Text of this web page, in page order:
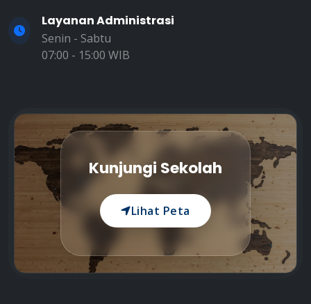
Layanan Administrasi
Senin - Sabtu
07:00 - 15:00 WIB
Kunjungi Sekolah
Lihat Peta